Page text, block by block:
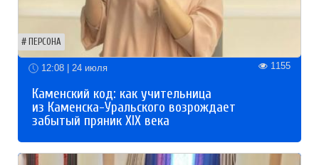
ПЕРСОНА
12:08 | 24 июля 1155
Каменский код: как учительница
из Каменска-Уральского возрождает
забытый пряник XIX века